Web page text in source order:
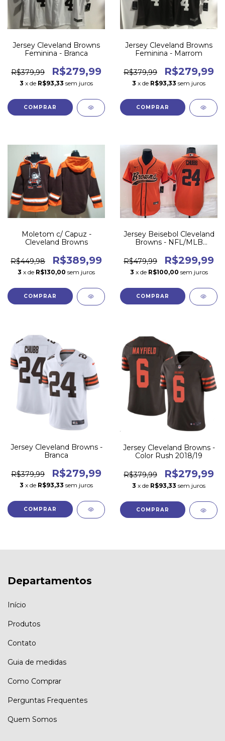
Jersey Cleveland Browns
Feminina - Branca
R$379,99 R$279,99
3 x de R$93,33 sem juros
COMPRAR
Jersey Cleveland Browns
Feminina - Marrom
R$379,99 R$279,99
3 x de R$93,33 sem juros
COMPRAR
Moletom c/ Capuz -
Cleveland Browns
R$449,98 R$389,99
3 x de R$130,00 sem juros
COMPRAR
Jersey Beisebol Cleveland
Browns - NFL/MLB
R$479,99
R$299,99
3 x de R$100,00 sem juros
COMPRAR
Jersey Cleveland Browns -
Branca
R$379,99 R$279,99
3 x de R$93,33 sem juros
COMPRAR
Jersey Cleveland Browns -
Color Rush 2018/19
R$379,99 R$279,99
3 x de R$93,33 sem juros
COMPRAR
Departamentos
Início
Produtos
Contato
Guia de medidas
Como Comprar
Perguntas Frequentes
Quem Somos